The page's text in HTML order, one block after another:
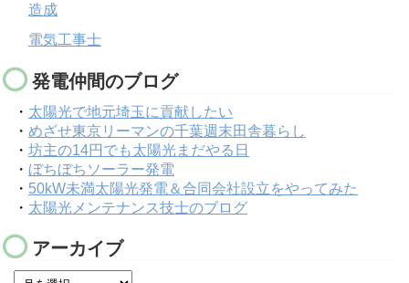
造成
電気工事士
発電仲間のブログ
・ 太陽光で地元埼玉に貢献したい
・ めざせ東京リーマンの千葉週末田舎暮らし
・ 坊主の14円でも太陽光まだやる日
・ ぼちぼちソーラー発電
・ 50kW未満太陽光発電＆合同会社設立をやってみた
・ 太陽光メンテナンス技士のブログ
アーカイブ